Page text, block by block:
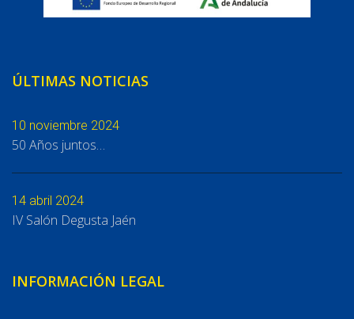
ÚLTIMAS NOTICIAS
10 noviembre 2024
50 Años juntos…
14 abril 2024
IV Salón Degusta Jaén
INFORMACIÓN LEGAL